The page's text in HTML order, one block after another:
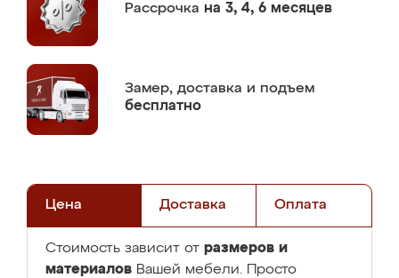
Рассрочка на 3, 4, 6 месяцев
Замер, доставка и подъем
бесплатно
Цена Доставка Оплата
Стоимость зависит от размеров и
материалов Вашей мебели. Просто